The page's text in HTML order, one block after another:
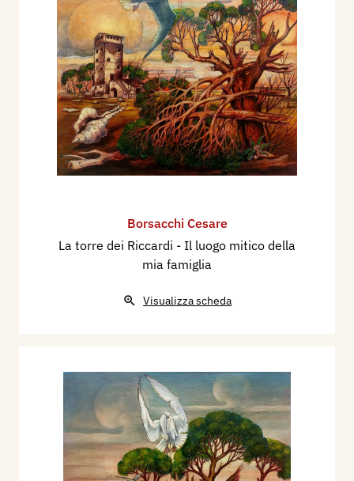
Borsacchi Cesare
La torre dei Riccardi - Il luogo mitico della
mia famiglia
Visualizza scheda